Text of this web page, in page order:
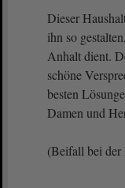
Dieser
ihn so
Anhalt dient.
schöne
besten
Damen und
(Beifall bei der